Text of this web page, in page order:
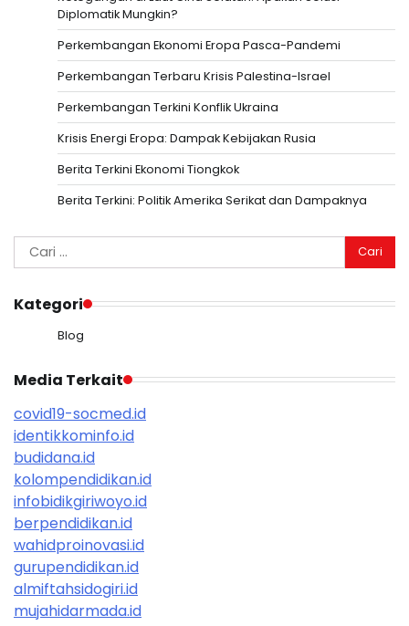
Diplomatik Mungkin?
Perkembangan Ekonomi Eropa Pasca-Pandemi
Perkembangan Terbaru Krisis Palestina-Israel
Perkembangan Terkini Konflik Ukraina
Krisis Energi Eropa: Dampak Kebijakan Rusia
Berita Terkini Ekonomi Tiongkok
Berita Terkini: Politik Amerika Serikat dan Dampaknya
Cari
untuk:
Kategori
Blog
Media Terkait
covid19-socmed.id
identikkominfo.id
budidana.id
kolompendidikan.id
infobidikgiriwoyo.id
berpendidikan.id
wahidproinovasi.id
gurupendidikan.id
almiftahsidogiri.id
mujahidarmada.id